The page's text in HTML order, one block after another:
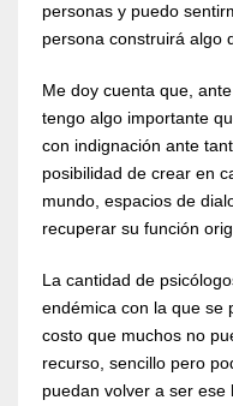
personas y puedo
persona construirá algo
Me doy cuenta que,
tengo algo importante
con indignación ante
posibilidad de crear en
mundo, espacios de
recuperar su función
La cantidad de
endémica con la que se
costo que muchos no
recurso, sencillo pero
puedan volver a ser